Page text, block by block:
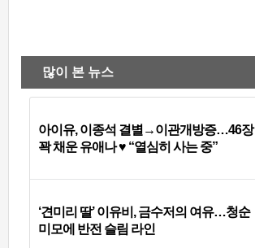
많이 본 뉴스
아이유, 이종석 결별→이관개방증…46장
꽉 채운 유애나 ♥ “열심히 사는 중”
‘견미리 딸’ 이유비, 금수저의 여유…청순
미모에 반전 슬림 라인